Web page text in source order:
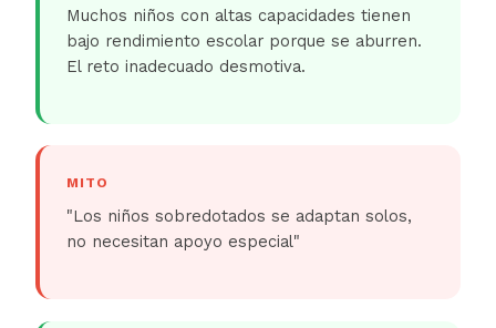
Muchos niños con altas capacidades tienen
bajo rendimiento escolar porque se aburren.
El reto inadecuado desmotiva.
MITO
"Los niños sobredotados se adaptan solos,
no necesitan apoyo especial"